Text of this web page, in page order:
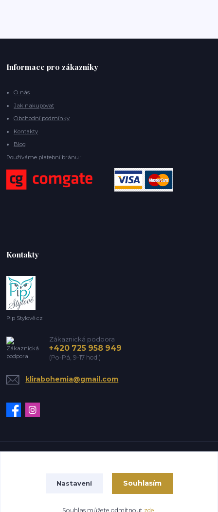
Informace pro zákazníky
O nás
Jak nakupovat
Obchodní podmínky
Kontakty
Blog
Používáme platební bránu :
Kontakty
Pip Stylově.cz
Zákaznická podpora
+420 725 958 949
(Po-Pá, 9-17 hod.)
klirabohemia@gmail.com
Nastavení Souhlasím
Souhlas můžete odmítnout zde